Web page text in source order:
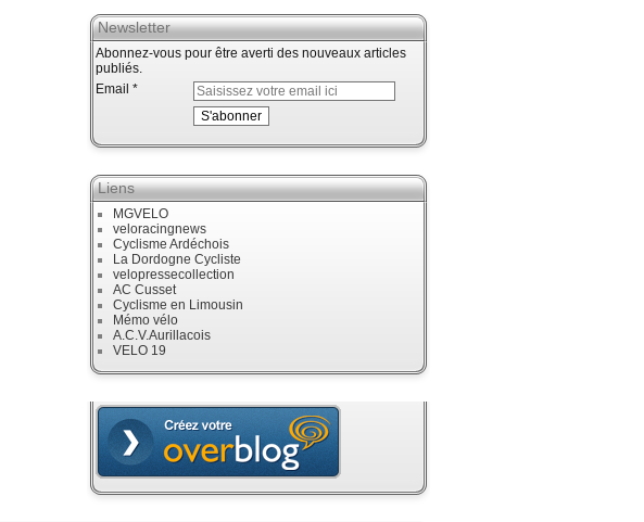
Newsletter
Abonnez-vous pour être averti des nouveaux articles
publiés.
Email
Liens
MGVELO
veloracingnews
Cyclisme Ardéchois
La Dordogne Cycliste
velopressecollection
AC Cusset
Cyclisme en Limousin
Mémo vélo
A.C.V.Aurillacois
VELO 19